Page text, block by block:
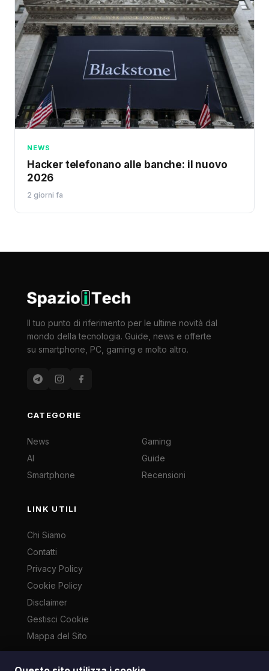
NEWS
Hacker telefonano alle banche: il nuovo
2026
2 giorni fa
Il tuo punto di riferimento per le ultime novità dal
mondo della tecnologia. Guide, news e offerte
su smartphone, PC, gaming e molto altro.
CATEGORIE
News
AI
Smartphone
Gaming
Guide
Recensioni
LINK UTILI
Chi Siamo
Contatti
Privacy Policy
Cookie Policy
Disclaimer
Gestisci Cookie
Mappa del Sito